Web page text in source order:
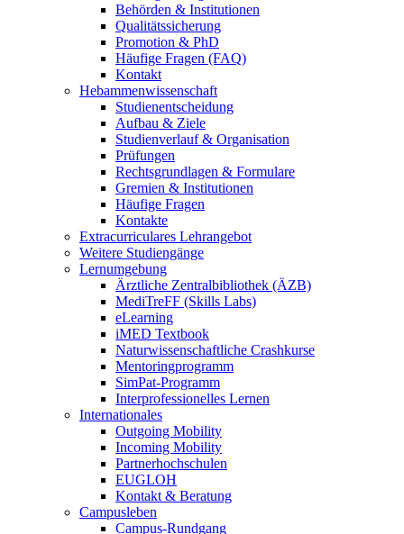
Behörden & Institutionen
Qualitätssicherung
Promotion & PhD
Häufige Fragen (FAQ)
Kontakt
Hebammenwissenschaft
Studienentscheidung
Aufbau & Ziele
Studienverlauf & Organisation
Prüfungen
Rechtsgrundlagen & Formulare
Gremien & Institutionen
Häufige Fragen
Kontakte
Extracurriculares Lehrangebot
Weitere Studiengänge
Lernumgebung
Ärztliche Zentralbibliothek (ÄZB)
MediTreFF (Skills Labs)
eLearning
iMED Textbook
Naturwissenschaftliche Crashkurse
Mentoringprogramm
SimPat-Programm
Interprofessionelles Lernen
Internationales
Outgoing Mobility
Incoming Mobility
Partnerhochschulen
EUGLOH
Kontakt & Beratung
Campusleben
Campus-Rundgang